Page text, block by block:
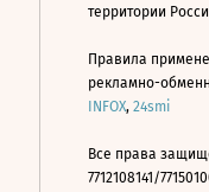
территории
Правила
рекламно-
INFOX, 24smi
Все права
7712108141/